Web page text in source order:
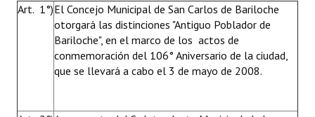
Huéspedes de Honor - Registro
Antiguos Pobladores - Registro
Bariloche, Municipio intercultural
Art. 1°)El Concejo Municipal de San Carlos de Bariloche
otorgará las distinciones "Antiguo Poblador de
Bariloche", en el marco de los actos de
conmemoración del 106° Aniversario de la ciudad,
que se llevará a cabo el 3 de mayo de 2008.